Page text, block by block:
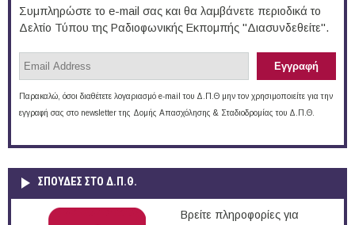
Συμπληρώστε το e-mail σας και θα λαμβάνετε περιοδικά το
Δελτίο Τύπου της Ραδιοφωνικής Εκπομπής "Διασυνδεθείτε".
Παρακαλώ, όσοι διαθέτετε λογαριασμό e-mail του Δ.Π.Θ μην τον χρησιμοποιείτε για την
εγγραφή σας στο newsletter της Δομής Απασχόλησης & Σταδιοδρομίας του Δ.Π.Θ.
ΣΠΟΥΔΈΣ ΣΤΟ Δ.Π.Θ.
Βρείτε πληροφορίες για